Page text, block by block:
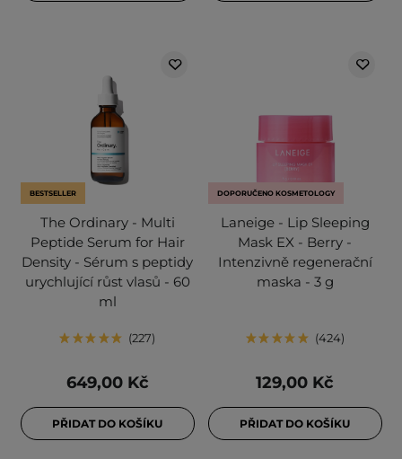
BESTSELLER
The Ordinary - Multi
Peptide Serum for Hair
Density - Sérum s peptidy
urychlující růst vlasů - 60
ml
227
649,00 Kč
PŘIDAT DO KOŠÍKU
DOPORUČENO KOSMETOLOGY
Laneige - Lip Sleeping
Mask EX - Berry -
Intenzivně regenerační
maska - 3 g
424
129,00 Kč
PŘIDAT DO KOŠÍKU